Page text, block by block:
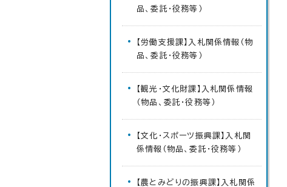
品、委託・役務等）
【労働支援課】入札関係情報（物
品、委託・役務等）
【観光・文化財課】入札関係情報
（物品、委託・役務等）
【文化・スポーツ振興課】入札関
係情報（物品、委託・役務等）
【農とみどりの振興課】入札関係